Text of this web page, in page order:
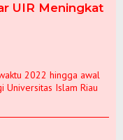
UIR Meningkat
2022 hingga awal
Universitas Islam Riau